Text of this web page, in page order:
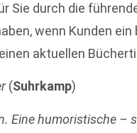
Sie durch die
wenn Kunden
aktuellen
(Suhrkamp)
Eine humoristische –